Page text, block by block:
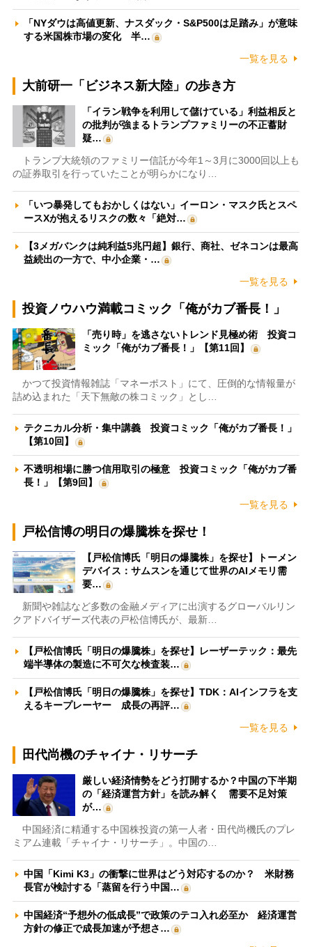
「NYダウは高値更新、ナスダック・S&P500は足踏み」が意味
する米国株市場の変化 半…
一覧を見る
大前研一「ビジネス新大陸」の歩き方
「イラン戦争を利用して儲けている」利益相反と
の批判が強まるトランプファミリーの不正蓄財
疑…
トランプ大統領のファミリー信託が今年1～3月に3000回以上も
の証券取引を行っていたことが明らかになり…
「いつ暴発してもおかしくはない」イーロン・マスク氏とスペ
ースXが抱えるリスクの数々「絶対…
【3メガバンクは純利益5兆円超】銀行、商社、ゼネコンは最高
益続出の一方で、中小企業・…
一覧を見る
投資ノウハウ満載コミック「俺がカブ番長！」
「売り時」を逃さないトレンド見極め術 投資コ
ミック「俺がカブ番長！」【第11回】
かつて投資情報雑誌「マネーポスト」にて、圧倒的な情報量が
詰め込まれた「天下無敵の株コミック」とし…
テクニカル分析・集中講義 投資コミック「俺がカブ番長！」
【第10回】
不透明相場に勝つ信用取引の極意 投資コミック「俺がカブ番
長！」【第9回】
一覧を見る
戸松信博の明日の爆騰株を探せ！
【戸松信博氏「明日の爆騰株」を探せ】トーメン
デバイス：サムスンを通じて世界のAIメモリ需
要…
新聞や雑誌など多数の金融メディアに出演するグローバルリン
クアドバイザーズ代表の戸松信博氏が、最新…
【戸松信博氏「明日の爆騰株」を探せ】レーザーテック：最先
端半導体の製造に不可欠な検査装…
【戸松信博氏「明日の爆騰株」を探せ】TDK：AIインフラを支
えるキープレーヤー 成長の再評…
一覧を見る
田代尚機のチャイナ・リサーチ
厳しい経済情勢をどう打開するか？中国の下半期
の「経済運営方針」を読み解く 需要不足対策
が…
中国経済に精通する中国株投資の第一人者・田代尚機氏のプレ
ミアム連載「チャイナ・リサーチ」。中国の…
中国「Kimi K3」の衝撃に世界はどう対応するのか？ 米財務
長官が検討する「蒸留を行う中国…
中国経済“予想外の低成長”で政策のテコ入れ必至か 経済運営
方針の修正で成長加速が予想さ…